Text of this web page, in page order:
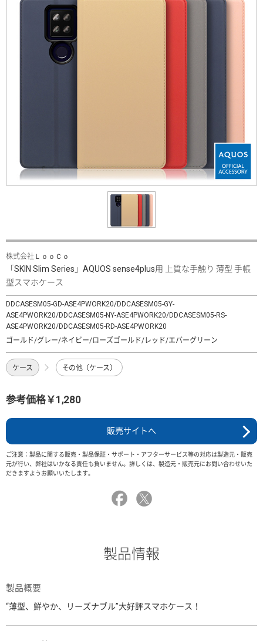
株式会社ＬｏｏＣｏ
「SKIN Slim Series」AQUOS sense4plus用 上質な手触り 薄型 手帳
型スマホケース
DDCASESM05-GD-ASE4PWORK20/DDCASESM05-GY-
ASE4PWORK20/DDCASESM05-NY-ASE4PWORK20/DDCASESM05-RS-
ASE4PWORK20/DDCASESM05-RD-ASE4PWORK20
ゴールド/グレー/ネイビー/ローズゴールド/レッド/エバーグリーン
ケース その他（ケース）
参考価格￥1,280
販売サイトへ
ご注意：製品に関する販売・製品保証・サポート・アフターサービス等の対応は製造元・販売
元が行い、弊社はいかなる責任も負いません。詳しくは、製造元・販売元にお問い合わせいた
だきますようお願いいたします。
製品情報
製品概要
“薄型、鮮やか、リーズナブル”大好評スマホケース！